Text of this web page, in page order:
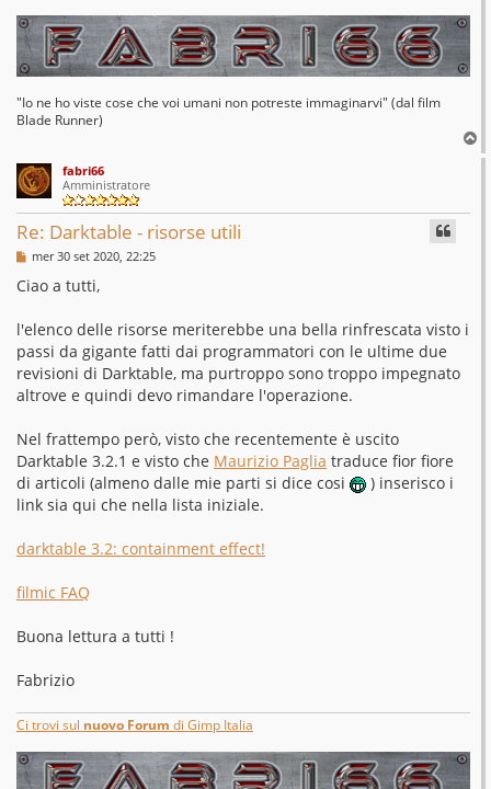
"Io ne ho viste cose che voi umani non potreste immaginarvi" (dal film
Blade Runner)
o
fabri66
Amministratore
Re: Darktable - risorse utili
M
s
s
g
g
i
o
mer 30 set 2020, 22:25
Ciao a tutti,
l'elenco delle risorse meriterebbe una bella rinfrescata visto i
passi da gigante fatti dai programmatori con le ultime due
revisioni di Darktable, ma purtroppo sono troppo impegnato
altrove e quindi devo rimandare l'operazione.
Nel frattempo però, visto che recentemente è uscito
Darktable 3.2.1 e visto che Maurizio Paglia traduce fior fiore
di articoli (almeno dalle mie parti si dice cosi
) inserisco i
link sia qui che nella lista iniziale.
darktable 3.2: containment effect!
filmic FAQ
Buona lettura a tutti !
Fabrizio
Ci trovi sul nuovo Forum di Gimp Italia